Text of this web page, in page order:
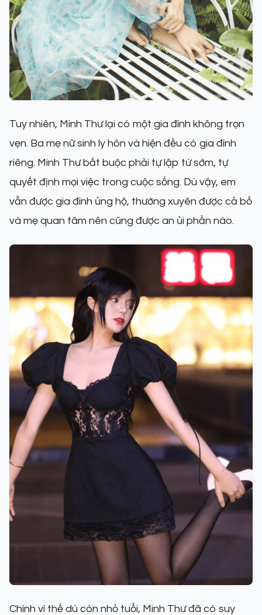
Tuy nhiên, Minh Thư lại có một gia đình không trọn
vẹn. Ba mẹ nữ sinh ly hôn và hiện đều có gia đình
riêng. Minh Thư bắt buộc phải tự lập từ sớm, tự
quyết định mọi việc trong cuộc sống. Dù vậy, em
vẫn được gia đình ủng hộ, thường xuyên được cả bố
và mẹ quan tâm nên cũng được an ủi phần nào.
Chính vì thế dù còn nhỏ tuổi, Minh Thư đã có suy